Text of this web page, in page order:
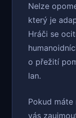
Nelze
který je
Hráči se
o přežití
lan.
Pokud
vás